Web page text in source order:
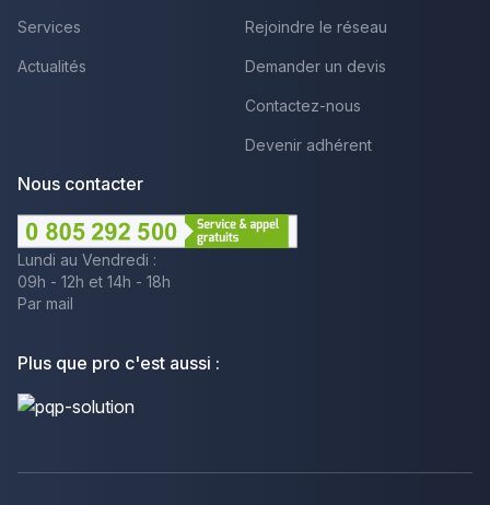
Services
Actualités
Rejoindre le réseau
Demander un devis
Contactez-nous
Devenir adhérent
Nous contacter
Lundi au Vendredi :
09h - 12h et 14h - 18h
Par mail
Plus que pro c'est aussi :